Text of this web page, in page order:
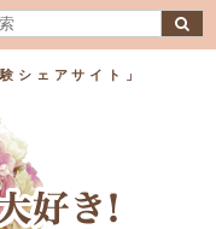
シェアサイト」